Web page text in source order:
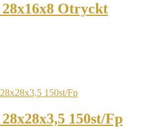
Otryckt
150st/Fp